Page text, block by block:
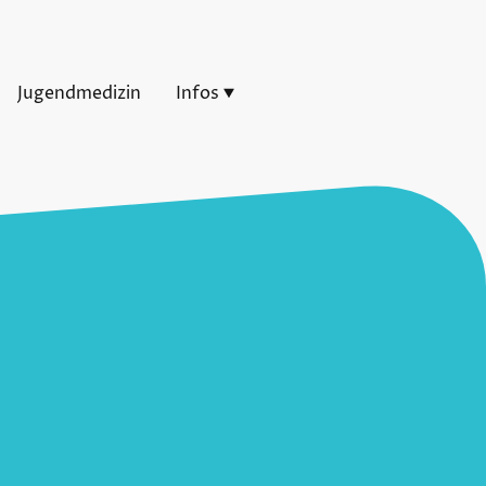
Jugendmedizin Infos